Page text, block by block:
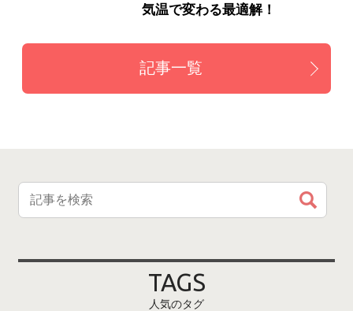
気温で変わる最適解！
記事一覧
TAGS
人気のタグ